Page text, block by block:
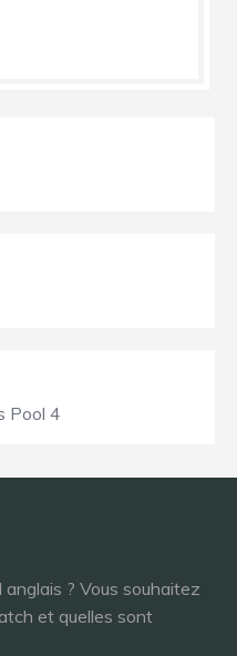
Pool 4
? Vous souhaitez
et quelles sont